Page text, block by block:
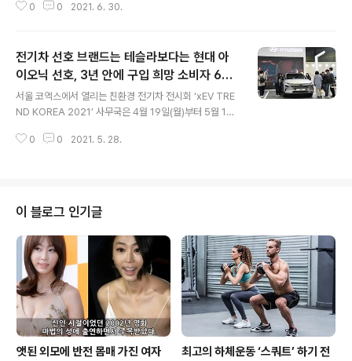
만 구독자를 보유하고 자동차 관련 채널 중 최고의 인기를
(ULTINUM)의 우수성과 오직 레이노에서만 제공하는 특
별한 서비스인 ‘글라스케어’를 직접 소개해주는 영상촬영
을 위해 방문해 주셨습니다. 현장에서 직접 만나본 김한용
기자님은 영상에서 보던 젠틀한 스타일과 달달하면서도 부
드러운 목소리를 소유한 모습 그대로였습니다. 평소 틴팅
에 대해 관심이 많았던 김한용 기자님은 이번 촬영을 위해
0 0 2021. 6. 30.
전기차 선호 브랜드는 테슬라보다는 현대 아
이오닉 선호, 3년 안에 구입 희망 소비자 6
7%로 나타나
서울 코엑스에서 열리는 친환경 전기차 전시회 ‘xEV TRE
ND KOREA 2021’ 사무국은 4월 19일(월)부터 5월 14
에 대한 설문조사를 실시했다. 이번 설문조사는 2018년부
전기자동차 발전방향을 위한 참고자료로 사용되고, 환경부
에서 친환경 자동차 정책 수립에 반영할 예정이라 남다른
의미를 가진다. 2021년 전기차 선호도 결과에 따르면, 전
기차 구매 희망시기를 묻는 질문에 5년 이내에 구입하겠다
는 응답자가 87%에 달하며 전년 대비 23%나 높게 나타
났다. 가장 높은 구매..
0 0 2021. 5. 28.
이 블로그 인기글
앳된 외모에 반전 몸매 가진 여자
최고의 하체운동 ‘스쿼트’ 하기 전